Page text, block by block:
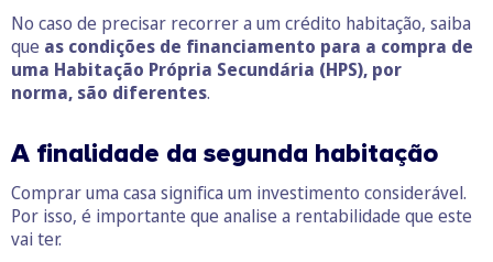
No caso de precisar recorrer a um crédito habitação, saiba
que as condições de financiamento para a compra de
uma Habitação Própria Secundária (HPS), por
norma, são diferentes.
A finalidade da segunda habitação
Comprar uma casa significa um investimento considerável.
Por isso, é importante que analise a rentabilidade que este
vai ter.